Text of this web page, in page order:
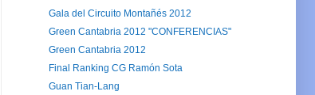
Gala del Circuito Montañés 2012
Green Cantabria 2012 "CONFERENCIAS"
Green Cantabria 2012
Final Ranking CG Ramón Sota
Guan Tian-Lang